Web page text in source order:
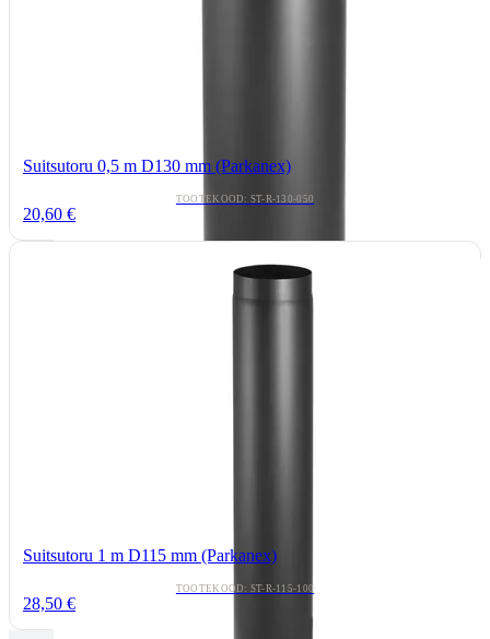
Suitsutoru 0,5 m D130 mm (Parkanex)
TOOTEKOOD: ST-R-130-050
20,60 €
Suitsutoru 1 m D115 mm (Parkanex)
TOOTEKOOD: ST-R-115-100
28,50 €